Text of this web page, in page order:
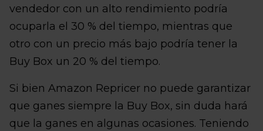
vendedor con un alto rendimiento podría
ocuparla el 30 % del tiempo, mientras que
otro con un precio más bajo podría tener la
Buy Box un 20 % del tiempo.
Si bien Amazon Repricer no puede garantizar
que ganes siempre la Buy Box, sin duda hará
que la ganes en algunas ocasiones. Teniendo